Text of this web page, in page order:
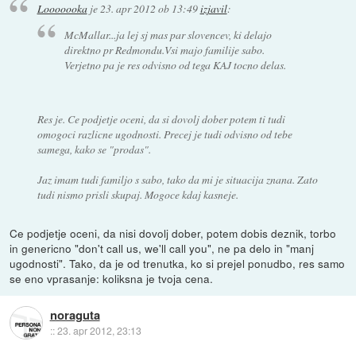
Looooookaje23. apr 2012 ob 13:49izjavil:
McMallar...ja lej sj mas par slovencev, ki delajo
direktno pr Redmondu.Vsi majo familije sabo.
Verjetno pa je res odvisno od tega KAJ tocno delas.
Res je. Ce podjetje oceni, da si dovolj dober potem ti tudi
omogoci razlicne ugodnosti. Precej je tudi odvisno od tebe
samega, kako se "prodas".
Jaz imam tudi familjo s sabo, tako da mi je situacija znana. Zato
tudi nismo prisli skupaj. Mogoce kdaj kasneje.
Ce podjetje oceni, da nisi dovolj dober, potem dobis deznik, torbo
in genericno "don't call us, we'll call you", ne pa delo in "manj
ugodnosti". Tako, da je od trenutka, ko si prejel ponudbo, res samo
se eno vprasanje: koliksna je tvoja cena.
noraguta
::23. apr 2012, 23:13